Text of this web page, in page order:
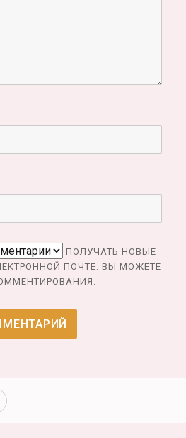
ПОЛУЧАТЬ НОВЫЕ
ПОЧТЕ. ВЫ МОЖЕТЕ
Телеграм